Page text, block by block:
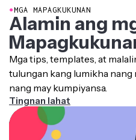
Alamin ang
Mga tips, templates, at
tulungan kang lumikha nang
nang may kumpiyansa.
Tingnan lahat